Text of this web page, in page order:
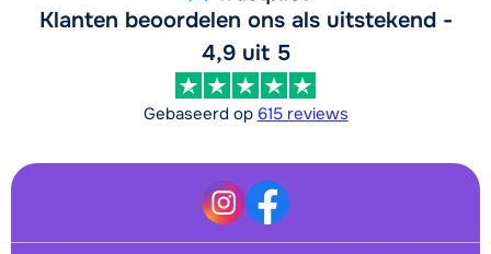
Klanten beoordelen ons als uitstekend -
4,9 uit 5
Gebaseerd op 615 reviews